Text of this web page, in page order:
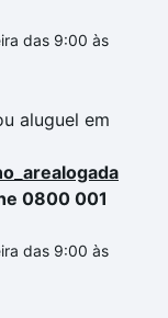
das 9:00 às
aluguel em
0800 001
das 9:00 às